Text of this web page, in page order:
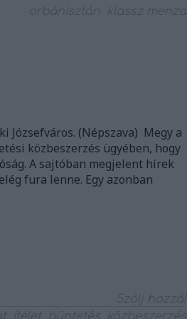
orbánisztán
klassz menza
Józsefváros. (Népszava) Megy a
közbeszerzés ügyében, hogy
A sajtóban megjelent hírek
fura lenne. Egy azonban
Szólj hozzá!
ítélet büntetés közbeszerzés